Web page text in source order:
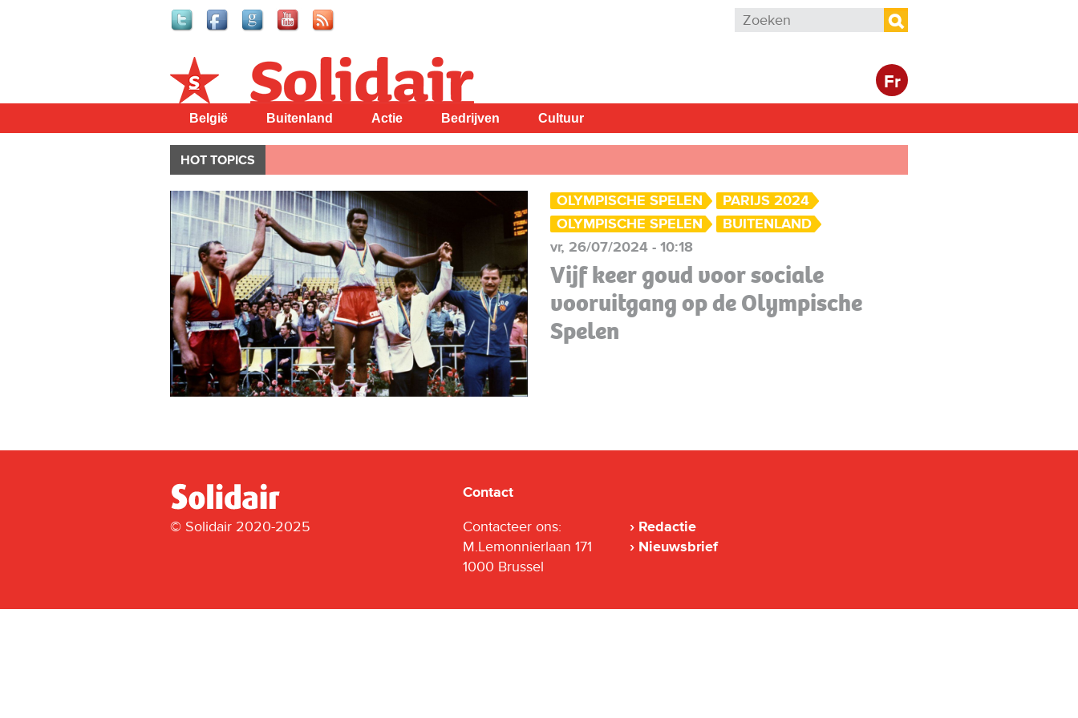
Zoekveld
Zoeken
Fr
Solidair
België Buitenland Actie Bedrijven Cultuur
HOT TOPICS
OLYMPISCHE SPELEN
PARIJS 2024
OLYMPISCHE SPELEN
BUITENLAND
vr, 26/07/2024 - 10:18
Vijf keer goud voor sociale
vooruitgang op de Olympische
Spelen
© Solidair 2020-2025
Contact
Contacteer ons:
M.Lemonnierlaan 171
1000 Brussel
Redactie
Nieuwsbrief